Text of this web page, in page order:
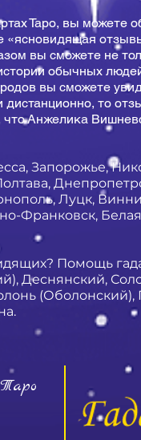
Таро, вы можете
вы сможете не
обычных
вы сможете
то
Анжелика
Запорожье,
Луцк,
Франковск,
Помощь
Деснянский,